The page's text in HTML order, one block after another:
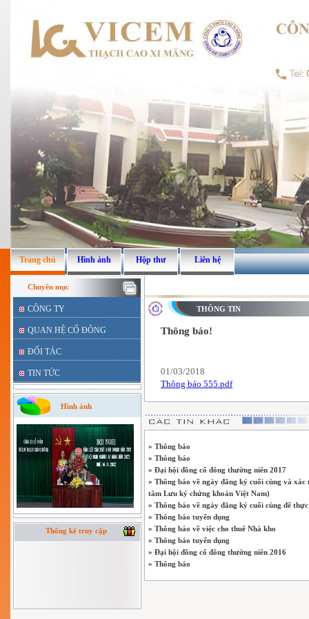
Trang chủ Hình ảnh Hộp thư Liên hệ
Chuyên mục
CÔNG TY
QUAN HỆ CỔ ĐÔNG
ĐỐI TÁC
TIN TỨC
Hình ảnh
Thống kê truy cập
THÔNG TIN
Thông báo!
01/03/2018
Thông báo 555.pdf
» Thông báo
» Thông báo
» Đại hội đồng cổ đông thường niên 2017
» Thông báo về ngày đăng ký cuối cùng và
tâm Lưu ký chứng khoán Việt Nam)
» Thông báo về ngày đăng ký cuối cùng để
» Thông báo tuyển dụng
» Thông báo về việc cho thuê Nhà kho
» Thông báo tuyển dụng
» Đại hội đồng cổ đông thường niên 2016
» Thông báo